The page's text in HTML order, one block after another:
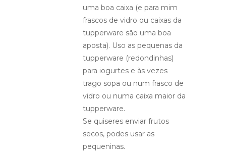
uma boa caixa (e para mim
frascos de vidro ou caixas da
tupperware são uma boa
aposta). Uso as pequenas da
tupperware (redondinhas)
para iogurtes e às vezes
trago sopa ou num frasco de
vidro ou numa caixa maior da
tupperware.
Se quiseres enviar frutos
secos, podes usar as
pequeninas.